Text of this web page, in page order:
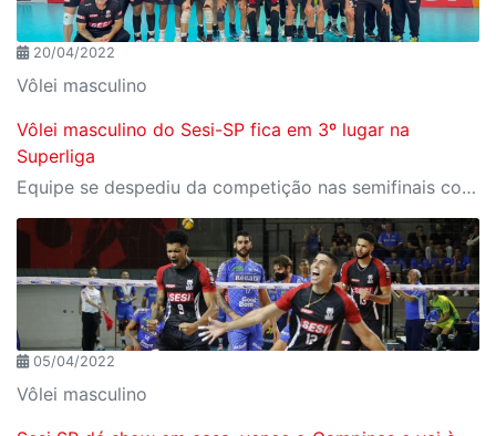
20/04/2022
Vôlei masculino
Vôlei masculino do Sesi-SP fica em 3º lugar na
Superliga
Equipe se despediu da competição nas semifinais contra o Cruzeiro
05/04/2022
Vôlei masculino